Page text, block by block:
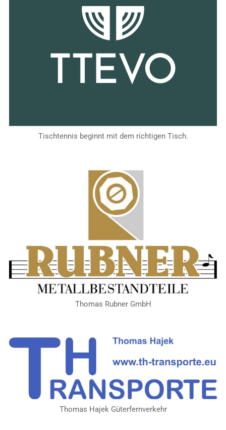
Tischtennis beginnt mit dem richtigen Tisch.
Thomas Rubner GmbH
Thomas Hajek Güterfernverkehr